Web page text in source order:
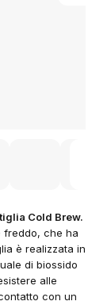
Cold Brew.
freddo, che ha
è realizzata in
di biossido
alle
con un